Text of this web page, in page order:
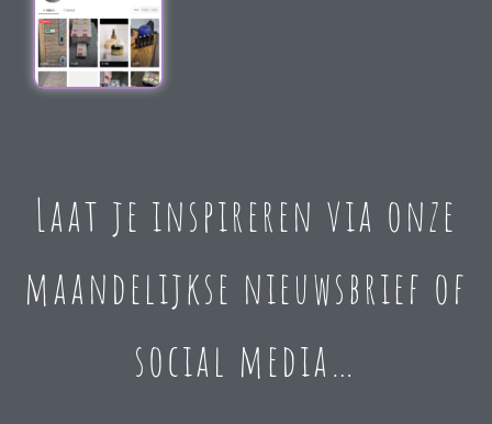
Laat je inspireren via onze
maandelijkse nieuwsbrief of
social media…